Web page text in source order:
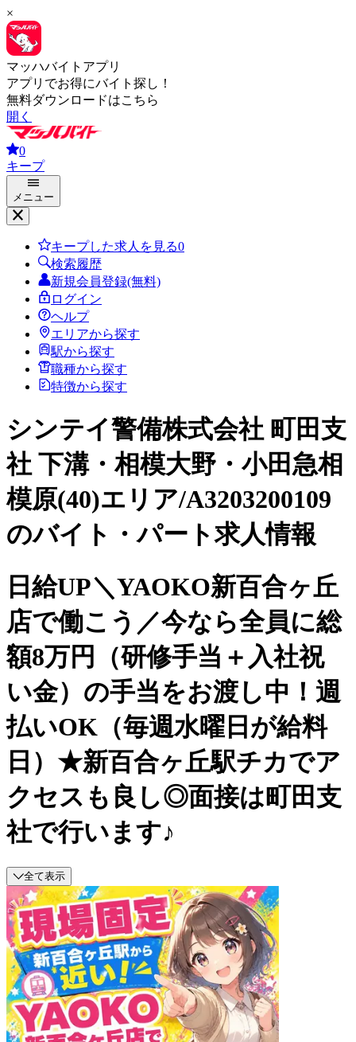
×
マッハバイトアプリ
アプリでお得にバイト探し！
無料ダウンロードはこちら
開く
0
キープ
メニュー
キープした求人を見る0
検索履歴
新規会員登録(無料)
ログイン
ヘルプ
エリアから探す
駅から探す
職種から探す
特徴から探す
シンテイ警備株式会社 町田支
社 下溝・相模大野・小田急相
模原(40)エリア/A3203200109
のバイト・パート求人情報
日給UP＼YAOKO新百合ヶ丘
店で働こう／今なら全員に総
額8万円（研修手当＋入社祝
い金）の手当をお渡し中！週
払いOK（毎週水曜日が給料
日）★新百合ヶ丘駅チカでア
クセスも良し◎面接は町田支
社で行います♪
全て表示